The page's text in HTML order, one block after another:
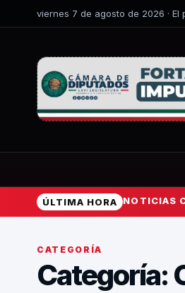
viernes 7 de agosto de 2026 · El
ÚLTIMA HORA NOTICIAS
CATEGORÍA
Categoría: